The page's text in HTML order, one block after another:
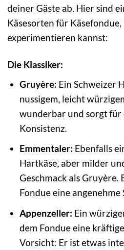
deiner Gäste ab. Hier sind
Käsesorten für
experimentieren kannst:
Die Klassiker:
Gruyère: Ein Schweizer
nussigem, leicht
wunderbar und sorgt für
Konsistenz.
Emmentaler: Ebenfalls
Hartkäse, aber milder
Geschmack als Gruyère.
Fondue eine angenehme
Appenzeller: Ein
dem Fondue eine
Vorsicht: Er ist etwas